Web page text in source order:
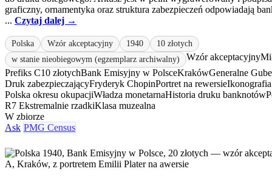
graficzny, ornamentyka oraz struktura zabezpieczeń odpowiadają
... Czytaj dalej →
Polska Wzór akceptacyjny 1940
10 złotych
w stanie nieobiegowym (egzemplarz archiwalny)
Wzór akceptacyjny
Prefiks C10 złotychBank Emisyjny w PolsceKrakówGeneralne
Druk zabezpieczającyFryderyk ChopinPortret na rewersie
Polska okresu okupacjiWładza monetarnaHistoria druku banknotów
R7 Ekstremalnie rzadkiKlasa muzealna
W zbiorze
Ask PMG Census